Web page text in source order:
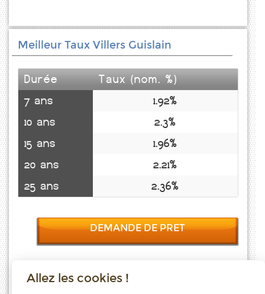
Meilleur Taux Villers Guislain
Durée
Taux (nom. %)
7 ans
1.92%
10 ans
2.3%
15 ans
1.96%
20 ans
2.21%
25 ans
2.36%
DEMANDE DE PRET
Taux emprunt actualisés (Villers Guislain) toutes les semaines. Taux
Allez les cookies !